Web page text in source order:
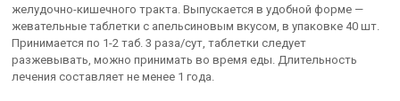
желудочно-кишечного тракта. Выпускается в удобной форме —
жевательные таблетки с апельсиновым вкусом, в упаковке 40 шт.
Принимается по 1-2 таб. 3 раза/сут, таблетки следует
разжевывать, можно принимать во время еды. Длительность
лечения составляет не менее 1 года.